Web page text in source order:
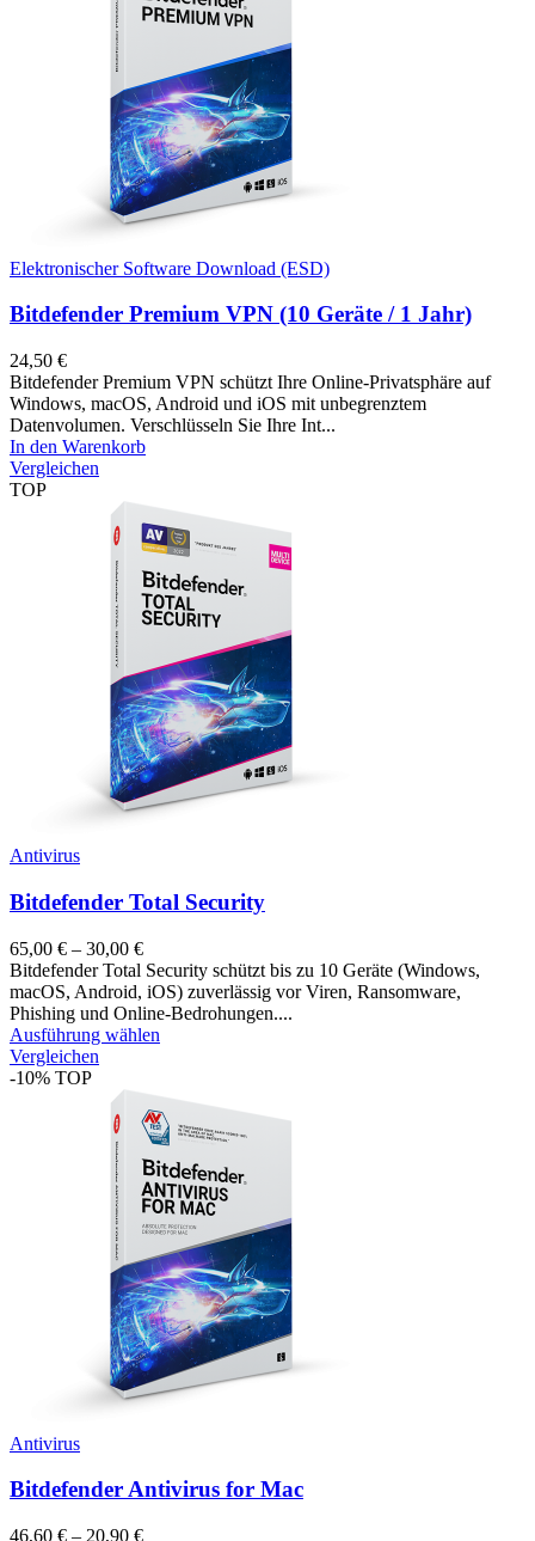
Elektronischer Software Download (ESD)
Bitdefender Premium VPN (10 Geräte / 1 Jahr)
24,50 €
Bitdefender Premium VPN schützt Ihre Online-Privatsphäre auf
Windows, macOS, Android und iOS mit unbegrenztem
Datenvolumen. Verschlüsseln Sie Ihre Int...
In den Warenkorb
Vergleichen
TOP
Antivirus
Bitdefender Total Security
65,00 € – 30,00 €
Bitdefender Total Security schützt bis zu 10 Geräte (Windows,
macOS, Android, iOS) zuverlässig vor Viren, Ransomware,
Phishing und Online-Bedrohungen....
Ausführung wählen
Vergleichen
-10% TOP
Antivirus
Bitdefender Antivirus for Mac
46,60 € – 20,90 €